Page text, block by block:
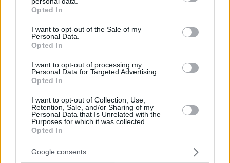
grant or deny consent to Google and its third-party tags to
use your data for below specified purposes in below Google
consent section.
Opted In
I want to opt-out of the Sale of my
Personal Data.
Opted In
I want to opt-out of processing my
Personal Data for Targeted Advertising.
Opted In
I want to opt-out of Collection, Use,
Retention, Sale, and/or Sharing of my
Personal Data that Is Unrelated with the
Purposes for which it was collected.
Opted In
Google consents
σημασία. Ως καλλιτέχνης παρατηρώ όσο
τρόπο να συνεχίσω να υπάρχω και να σέβομαι
αυτούς που επιλέγουν να με κρατάνε στη ζωή
τους με αφορμή τα τραγούδια και την μουσική.
εξοικειωθείς με τους φρέσκους τρόπους
επικοινωνίας, κυρίως των νέων, όπως τα social
media, για παράδειγμα;
Δεν νιώθω ακριβώς αναγκασμένη άλλα η